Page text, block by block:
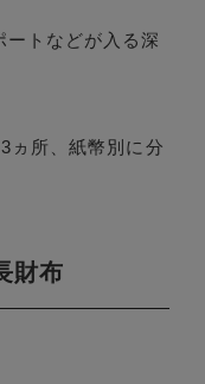
トなどが入る深
ヵ所、紙幣別に分
財布